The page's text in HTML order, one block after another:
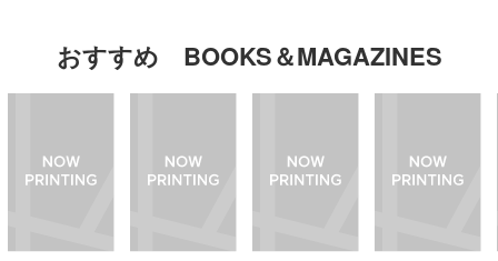
おすすめ BOOKS＆MAGAZINES